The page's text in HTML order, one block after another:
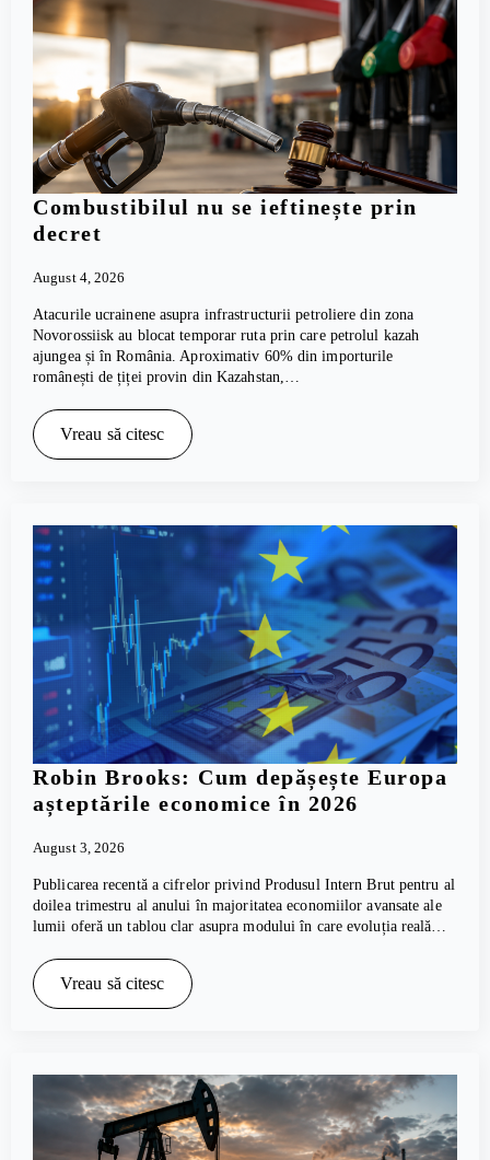
Combustibilul nu se ieftinește prin
decret
August 4, 2026
Atacurile ucrainene asupra infrastructurii petroliere din zona
Novorossiisk au blocat temporar ruta prin care petrolul kazah
ajungea și în România. Aproximativ 60% din importurile
românești de țiței provin din Kazahstan,…
Vreau să citesc
Robin Brooks: Cum depășește Europa
așteptările economice în 2026
August 3, 2026
Publicarea recentă a cifrelor privind Produsul Intern Brut pentru al
doilea trimestru al anului în majoritatea economiilor avansate ale
lumii oferă un tablou clar asupra modului în care evoluția reală…
Vreau să citesc